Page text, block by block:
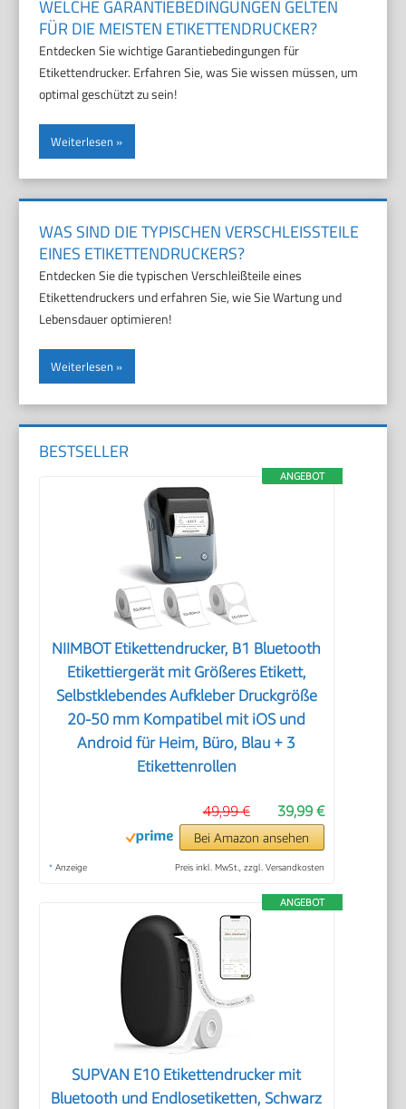
WELCHE GARANTIEBEDINGUNGEN GELTEN
FÜR DIE MEISTEN ETIKETTENDRUCKER?
Entdecken Sie wichtige Garantiebedingungen für
Etikettendrucker. Erfahren Sie, was Sie wissen müssen, um
optimal geschützt zu sein!
Weiterlesen
WAS SIND DIE TYPISCHEN VERSCHLEISSTEILE E
INES ETIKETTENDRUCKERS?
Entdecken Sie die typischen Verschleißteile eines
Etikettendruckers und erfahren Sie, wie Sie Wartung und
Lebensdauer optimieren!
Weiterlesen
BESTSELLER
ANGEBOT
NIIMBOT Etikettendrucker, B1 Bluetooth
Etikettiergerät mit Größeres Etikett,
Selbstklebendes Aufkleber Druckgröße
20-50 mm Kompatibel mit iOS und
Android für Heim, Büro, Blau + 3
Etikettenrollen
39,99 €
49,99 €
Bei Amazon ansehen
* Anzeige Preis inkl. MwSt., zzgl. Versandkosten
ANGEBOT
SUPVAN E10 Etikettendrucker mit
Bluetooth und Endlosetiketten, Schwarz